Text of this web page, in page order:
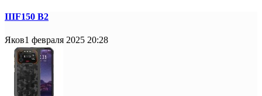
IIIF150 B2
Яков1 февраля 2025 20:28